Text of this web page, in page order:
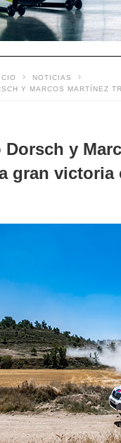
NOTICIAS
Y MARCOS MARTÍNEZ
Dorsch y
gran victoria